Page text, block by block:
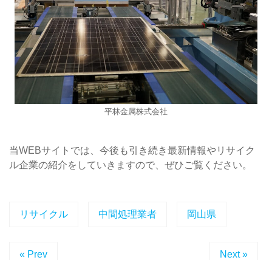
平林金属株式会社
当WEBサイトでは、今後も引き続き最新情報やリサイク
ル企業の紹介をしていきますので、ぜひご覧ください。
リサイクル 中間処理業者 岡山県
« Prev Next »